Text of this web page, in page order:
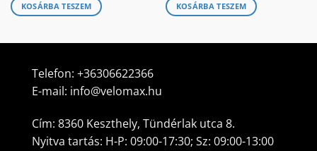
KOSÁRBA TESZEM KOSÁRBA TESZEM
Telefon: +36306622366
E-mail: info@velomax.hu
Cím: 8360 Keszthely, Tündérlak utca 8.
Nyitva tartás: H-P: 09:00-17:30; Sz: 09:00-13:00